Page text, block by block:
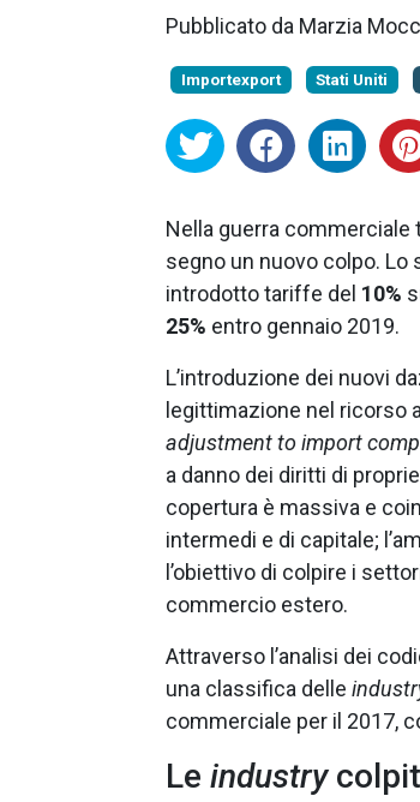
Pubblicato da Marzia
Importexport Stati Uniti
Nella guerra commerciale
segno un nuovo colpo.
introdotto tariffe del 10%
25% entro gennaio 2019.
L’introduzione dei nuovi
legittimazione nel ricorso
adjustment to import
a danno dei diritti di
copertura è massiva e
intermedi e di capitale;
l’obiettivo di colpire i
commercio estero.
Attraverso l’analisi dei
una classifica delle
commerciale per il 2017,
Le industry